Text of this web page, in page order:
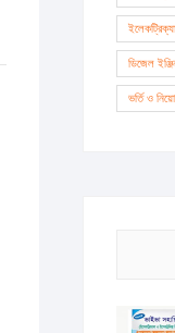
ডিজেল
ভর্তি ও